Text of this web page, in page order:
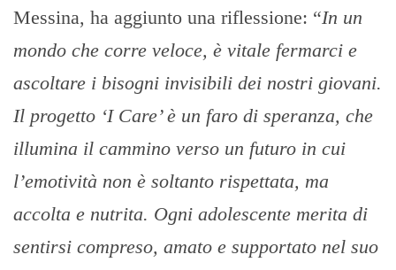
Messina, ha aggiunto una riflessione: “In un
mondo che corre veloce, è vitale fermarci e
ascoltare i bisogni invisibili dei nostri giovani.
Il progetto ‘I Care’ è un faro di speranza, che
illumina il cammino verso un futuro in cui
l’emotività non è soltanto rispettata, ma
accolta e nutrita. Ogni adolescente merita di
sentirsi compreso, amato e supportato nel suo